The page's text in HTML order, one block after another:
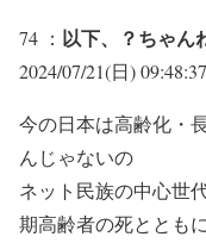
74 ： 以下、？ちゃん
2024/07/21(日)
今の日本は高齢化・
んじゃないの
ネット民族の中心世
期高齢者の死ととも